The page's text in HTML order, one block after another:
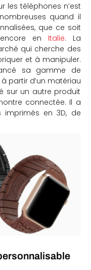
les téléphones n’est
quand il
que ce soit
en Italie. La
qui cherche des
et à manipuler.
sa gamme de
partir d’un matériau
sur un autre produit
connectée. Il a
en 3D, de